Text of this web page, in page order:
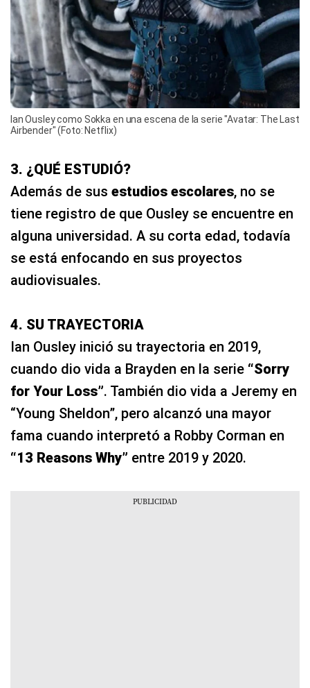
Ian Ousley como Sokka en una escena de la serie "Avatar: The Last
Airbender" (Foto: Netflix)
3. ¿QUÉ ESTUDIÓ?
Además de sus estudios escolares, no se
tiene registro de que Ousley se encuentre en
alguna universidad. A su corta edad, todavía
se está enfocando en sus proyectos
audiovisuales.
4. SU TRAYECTORIA
Ian Ousley inició su trayectoria en 2019,
cuando dio vida a Brayden en la serie “Sorry
for Your Loss”. También dio vida a Jeremy en
“Young Sheldon”, pero alcanzó una mayor
fama cuando interpretó a Robby Corman en
“13 Reasons Why” entre 2019 y 2020.